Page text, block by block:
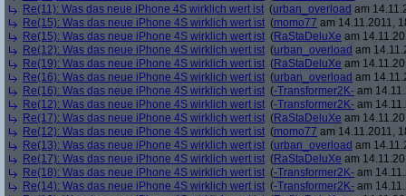
Re(11): Was das neue iPhone 4S wirklich wert ist (urban_overload am
Re(15): Was das neue iPhone 4S wirklich wert ist (momo77 am 14.11.2011,
Re(15): Was das neue iPhone 4S wirklich wert ist (RaStaDeluXe am
Re(12): Was das neue iPhone 4S wirklich wert ist (urban_overload am
Re(19): Was das neue iPhone 4S wirklich wert ist (RaStaDeluXe am
Re(16): Was das neue iPhone 4S wirklich wert ist (urban_overload am
Re(16): Was das neue iPhone 4S wirklich wert ist (-Transformer2K- am
Re(12): Was das neue iPhone 4S wirklich wert ist (-Transformer2K- am
Re(17): Was das neue iPhone 4S wirklich wert ist (RaStaDeluXe am
Re(12): Was das neue iPhone 4S wirklich wert ist (momo77 am 14.11.2011,
Re(13): Was das neue iPhone 4S wirklich wert ist (urban_overload am
Re(17): Was das neue iPhone 4S wirklich wert ist (RaStaDeluXe am
Re(18): Was das neue iPhone 4S wirklich wert ist (-Transformer2K- am
Re(14): Was das neue iPhone 4S wirklich wert ist (-Transformer2K- am